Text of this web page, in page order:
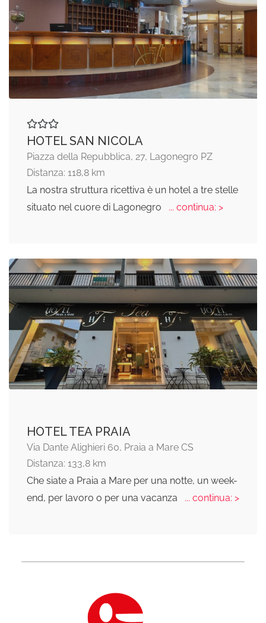
HOTEL SAN NICOLA
Piazza della Repubblica, 27, Lagonegro PZ
Distanza: 118,8 km
La nostra struttura ricettiva è un hotel a tre stelle
situato nel cuore di Lagonegro
... continua: >
HOTEL TEA PRAIA
Via Dante Alighieri 60, Praia a Mare CS
Distanza: 133,8 km
Che siate a Praia a Mare per una notte, un week-
end, per lavoro o per una vacanza
... continua: >